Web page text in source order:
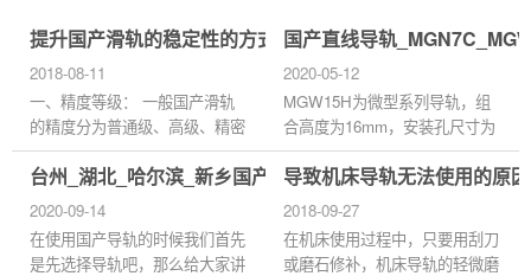
提升国产滑轨的稳定性的方式
2018-08-11
一、精度等级： 一般国产滑轨
的精度分为普通级、高级、精密
级、超精密级和超高精密级五
种。 二、主要检测指标一般有
三个, 1、是滑块C面对滑轨A面
的平...
国产直线导轨
2020-05-12
MGW15H为微型系列导轨，组
合高度为16mm，安装孔尺寸为
65*35，直线导轨采用哥德型四
点接触设计，可承受各方向负
荷，具备刚性强，精度高等特性
有钢珠保持...
台州_湖北_哈尔滨_新乡国产直线导轨滑块
2020-09-14
在使用国产导轨的时候我们首先
是先选择导轨吧，那么给大家讲
导致机床导轨无法使用的原因
2018-09-27
在机床使用过程中，只要用刮刀
或磨石修补，机床导轨的轻微磨